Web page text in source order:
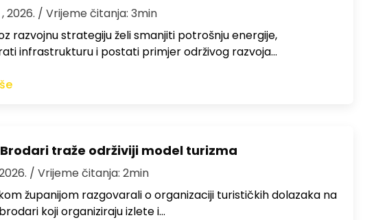
2026. / Vrijeme čitanja: 3min
razvojnu strategiju želi smanjiti potrošnju energije,
infrastrukturu i postati primjer održivog razvoja…
Brodari traže održiviji model turizma
/ Vrijeme čitanja: 2min
županijom razgovarali o organizaciji turističkih dolazaka na
koji organiziraju izlete i…